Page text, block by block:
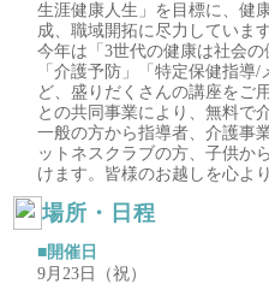
生涯健康人生」を目標に、健
成、職域開拓に尽力していま
今年は「3世代の健康は社会
「介護予防」「特定保健指導
ど、盛りだくさんの講座をご
との共同事業により、無料で
一般の方から指導者、介護事
ットネスクラブの方、子供か
けます。皆様のお越しを心よ
場所・日程
■開催日
9月23日（祝）